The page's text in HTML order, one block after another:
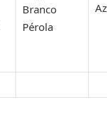
Branco
Pérola